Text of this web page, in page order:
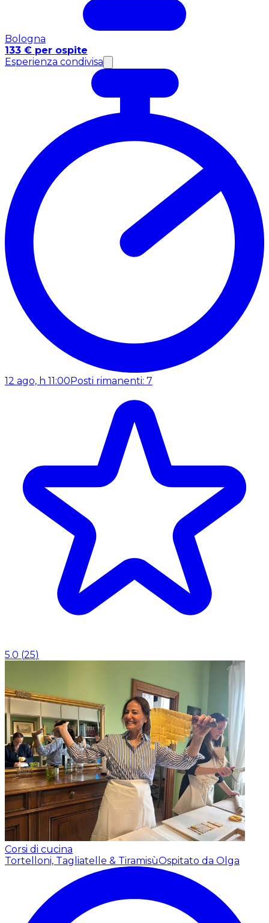
Bologna
133 € per ospite
Esperienza condivisa
12 ago, h 11:00Posti rimanenti: 7
5.0 (25)
Corsi di cucina
Tortelloni, Tagliatelle & TiramisùOspitato da Olga